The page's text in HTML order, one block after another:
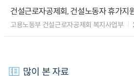
건설근로자공제회, 건설노동자 휴가지
고용노동부 건설근로자공제회 복지사업부
많이 본 자료